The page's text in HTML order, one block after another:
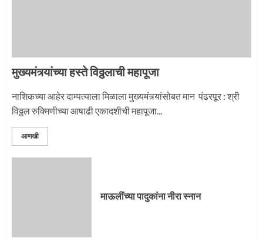
3
मुख्यमंत्र्यांच्या हस्ते विठ्ठलाची महापूजा
नाशिकच्या आहेर दाम्पत्याला मिळाला मुख्यमंत्र्यांसोबत मान पंढरपूर : श्री
विठ्ठल रुक्मिणीच्या आषाढी एकादशीची महापूजा...
आणखी
माऊलींच्या पादुकांना नीरा स्नान